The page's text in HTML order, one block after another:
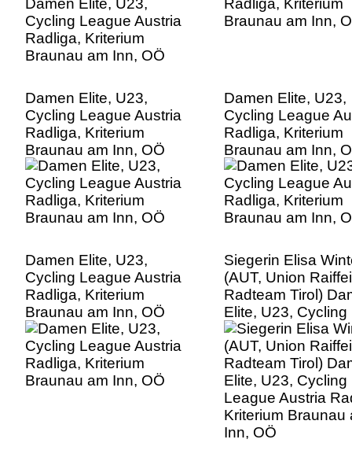
Damen Elite, U23,
Cycling League Austria
Radliga, Kriterium
Braunau am Inn, OÖ
Damen Elite, U23,
Cycling League
Radliga, Kriterium
Braunau am Inn,
Damen Elite, U23,
Cycling League Austria
Radliga, Kriterium
Braunau am Inn, OÖ
Siegerin Elisa
(AUT, Union
Radteam Tirol)
Elite, U23, Cycling
League Austria
Kriterium Braunau
Inn, OÖ